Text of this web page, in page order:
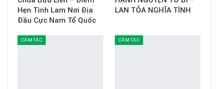
Hẹn Tình Lam Nơi Địa
Đầu Cực Nam Tổ Quốc
LAN TỎA NGHĨA TÌNH
CẢM TÁC CẢM TÁC